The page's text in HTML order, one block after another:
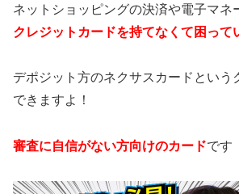
ネットショッピングの決済や電子マネ
クレジットカードを持てなくて困って
デポジット方のネクサスカードという
できますよ！
審査に自信がない方向けのカードです